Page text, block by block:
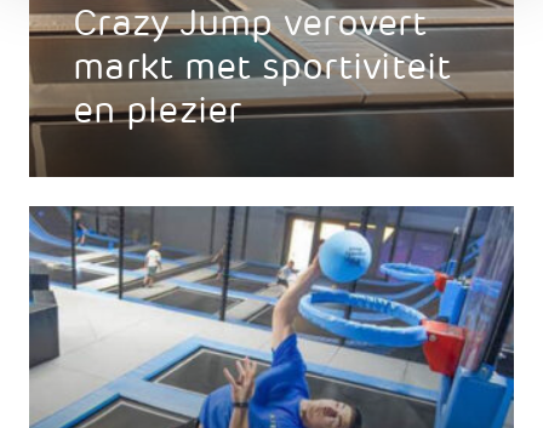
Crazy Jump verovert
markt met sportiviteit
en plezier